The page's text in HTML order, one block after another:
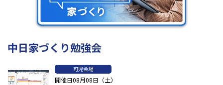
中日家づくり勉強会
可児会場
開催日08月08日（土）